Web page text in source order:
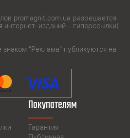
promagnit.com.ua разрешается
интернет-изданий - гиперссылки)
"Реклама" публикуются на
Покупателям
Гарантия